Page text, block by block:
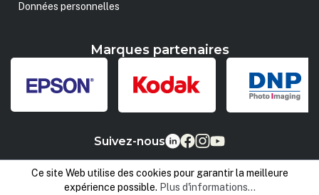
Données personnelles
Marques partenaires
Suivez-nous
Ce site Web utilise des cookies pour garantir la meilleure
expérience possible. Plus d'informations...